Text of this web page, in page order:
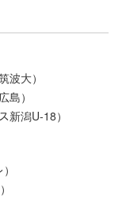
大）
）
潟U-18）